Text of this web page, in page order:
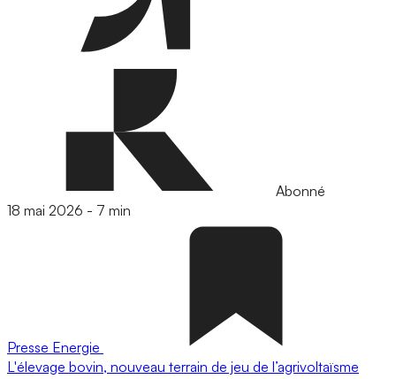
Abonné
18 mai 2026 - 7 min
Presse Energie
L'élevage bovin, nouveau terrain de jeu de l’agrivoltaïsme